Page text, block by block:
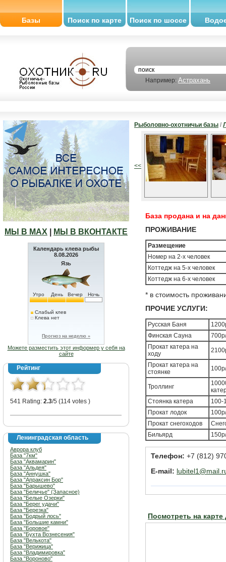
Базы Поиск по карте Поиск по шоссе
Например: Астрахань
МЫ В МАХ МЫ В ВКОНТАКТЕ
Календарь клева рыбы
8.08.2026
Язь
Утро День Вечер Ночь
Слабый клев
Клева нет
Прогноз на неделю »
Можете разместить этот информер у себя на
сайте
Рейтинг
541 Rating: 2.3/5 (114 votes )
Ленинградская область
Аврора клуб
База "7км"
База "Аквамарин"
База "Альдея"
База "Аннушка"
База "Апраксин Бор"
База "Барышево"
База "Беличье" (Запасное)
База "Белые Озерки"
База "Берег удачи"
База "Березка"
База "Бодрый лось"
База "Большие камни"
База "Боровое"
База "Бухта Вознесения"
База "Велькота"
База "Верижица"
База "Владимировка"
База "Вороново"
Рыболовно-охотничьи базы /
<<
База продана и на
ПРОЖИВАНИЕ
Размещение
Номер на 2-х человек
Коттедж на 5-х человек
Коттедж на 6-х человек
* в стоимость
ПРОЧИЕ УСЛУГИ:
Русская Баня
Финская Сауна
Прокат катера на
ходу
Прокат катера на
стоянке
Троллинг
Стоянка катера
100-
Прокат лодок
Прокат снегоходов
Бильярд
Телефон: +7 (812)
E-mail:
Посмотреть на